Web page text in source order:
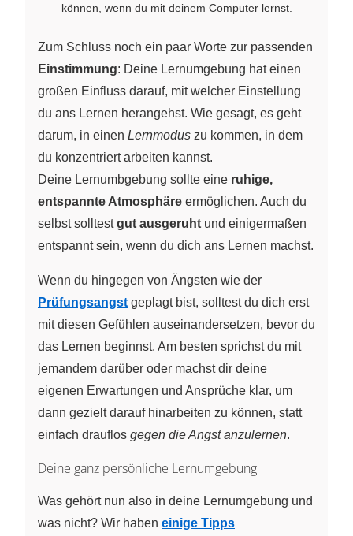
können, wenn du mit deinem Computer lernst.
Zum Schluss noch ein paar Worte zur passenden
Einstimmung: Deine Lernumgebung hat einen
großen Einfluss darauf, mit welcher Einstellung
du ans Lernen herangehst. Wie gesagt, es geht
darum, in einen Lernmodus zu kommen, in dem
du konzentriert arbeiten kannst.
Deine Lernumbgebung sollte eine ruhige,
entspannte Atmosphäre ermöglichen. Auch du
selbst solltestgut ausgeruht und einigermaßen
entspannt sein, wenn du dich ans Lernen machst.
Wenn du hingegen von Ängsten wie der
Prüfungsangst geplagt bist, solltest du dich erst
mit diesen Gefühlen auseinandersetzen, bevor du
das Lernen beginnst. Am besten sprichst du mit
jemandem darüber oder machst dir deine
eigenen Erwartungen und Ansprüche klar, um
dann gezielt darauf hinarbeiten zu können, statt
einfach drauflos gegen die Angst anzulernen.
Deine ganz persönliche Lernumgebung
Was gehört nun also in deine Lernumgebung und
was nicht? Wir haben einige Tipps